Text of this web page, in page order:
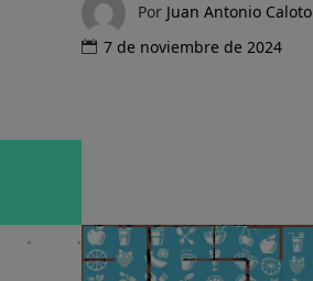
Por Juan Antonio Caloto
7 de noviembre de 2024